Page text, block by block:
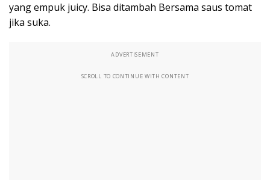
yang empuk juicy. Bisa ditambah Bersama saus tomat
jika suka.
ADVERTISEMENT
SCROLL TO CONTINUE WITH CONTENT